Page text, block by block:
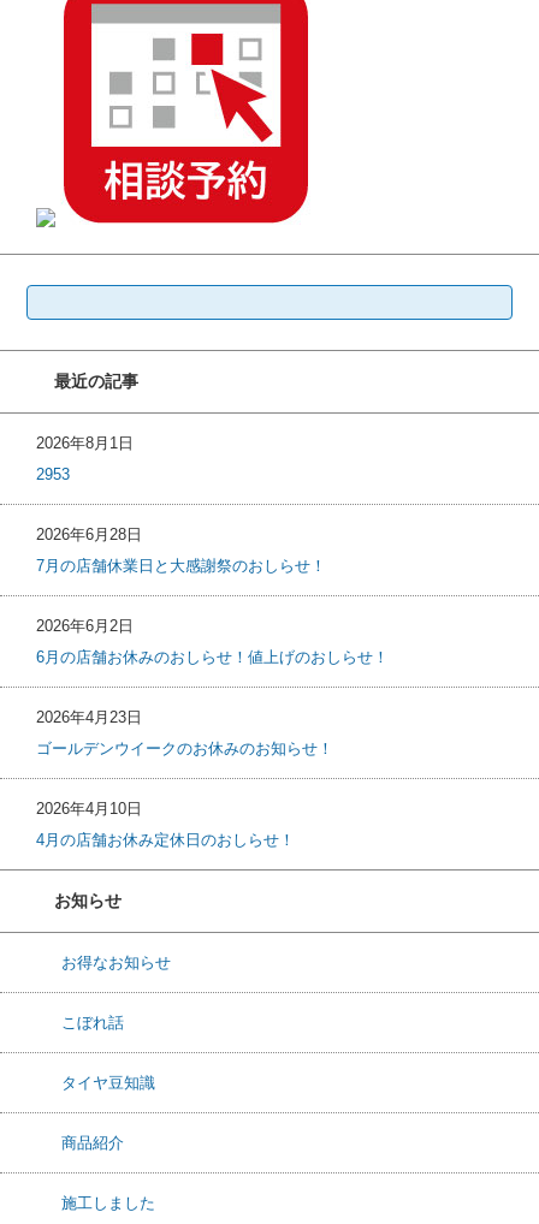
索:
最近の記事
2026年8月1日
2953
2026年6月28日
7月の店舗休業日と大感謝祭のおしらせ！
2026年6月2日
6月の店舗お休みのおしらせ！値上げのおしらせ！
2026年4月23日
ゴールデンウイークのお休みのお知らせ！
2026年4月10日
4月の店舗お休み定休日のおしらせ！
お知らせ
お得なお知らせ
こぼれ話
タイヤ豆知識
商品紹介
施工しました